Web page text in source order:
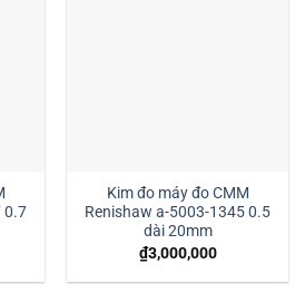
0.7
Kim đo máy đo CMM
Renishaw a-5003-1345 0.5
dài 20mm
₫3,000,000